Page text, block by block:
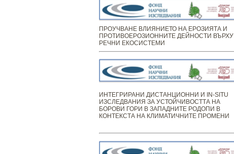
ПРОУЧВАНЕ ВЛИЯНИЕТО НА ЕРОЗИЯТА И
ПРОТИВОЕРОЗИОННИТЕ ДЕЙНОСТИ ВЪРХУ
РЕЧНИ ЕКОСИСТЕМИ
ИНТЕГРИРАНИ ДИСТАНЦИОННИ И IN-SITU
ИЗСЛЕДВАНИЯ ЗА УСТОЙЧИВОСТТА НА
БОРОВИ ГОРИ В ЗАПАДНИТЕ РОДОПИ В
КОНТЕКСТА НА КЛИМАТИЧНИТЕ ПРОМЕНИ